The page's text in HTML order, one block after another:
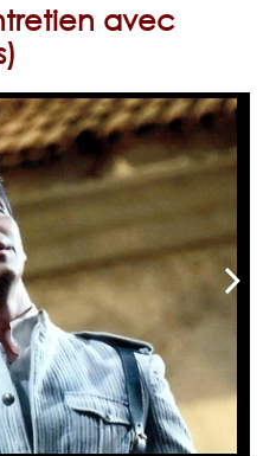
avec
arrow_forward_ios